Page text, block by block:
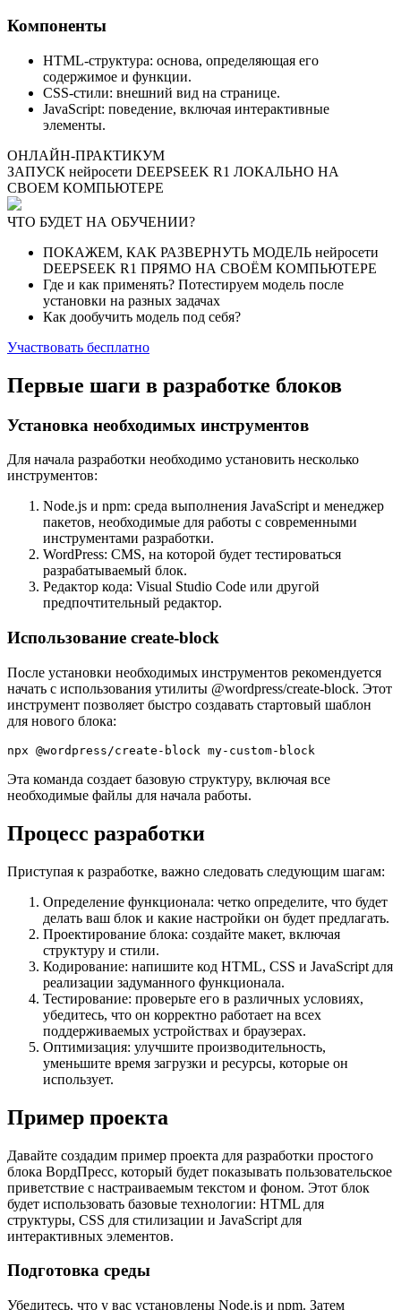
Компоненты
HTML-структура: основа, определяющая его
содержимое и функции.
CSS-стили: внешний вид на странице.
JavaScript: поведение, включая интерактивные
элементы.
ОНЛАЙН-ПРАКТИКУМ
ЗАПУСК нейросети DEEPSEEK R1 ЛОКАЛЬНО НА
СВОЕМ КОМПЬЮТЕРЕ
ЧТО БУДЕТ НА ОБУЧЕНИИ?
ПОКАЖЕМ, КАК РАЗВЕРНУТЬ МОДЕЛЬ нейросети
DEEPSEEK R1 ПРЯМО НА СВОЁМ КОМПЬЮТЕРЕ
Где и как применять? Потестируем модель после
установки на разных задачах
Как дообучить модель под себя?
Участвовать бесплатно
Первые шаги в разработке блоков
Установка необходимых инструментов
Для начала разработки необходимо установить несколько
инструментов:
Node.js и npm: среда выполнения JavaScript и менеджер
пакетов, необходимые для работы с современными
инструментами разработки.
WordPress: CMS, на которой будет тестироваться
разрабатываемый блок.
Редактор кода: Visual Studio Code или другой
предпочтительный редактор.
Использование create-block
После установки необходимых инструментов рекомендуется
начать с использования утилиты @wordpress/create-block. Этот
инструмент позволяет быстро создавать стартовый шаблон
для нового блока:
npx @wordpress/create-block my-custom-block
Эта команда создает базовую структуру, включая все
необходимые файлы для начала работы.
Процесс разработки
Приступая к разработке, важно следовать следующим шагам:
Определение функционала: четко определите, что будет
делать ваш блок и какие настройки он будет предлагать.
Проектирование блока: создайте макет, включая
структуру и стили.
Кодирование: напишите код HTML, CSS и JavaScript для
реализации задуманного функционала.
Тестирование: проверьте его в различных условиях,
убедитесь, что он корректно работает на всех
поддерживаемых устройствах и браузерах.
Оптимизация: улучшите производительность,
уменьшите время загрузки и ресурсы, которые он
использует.
Пример проекта
Давайте создадим пример проекта для разработки простого
блока ВордПресс, который будет показывать пользовательское
приветствие с настраиваемым текстом и фоном. Этот блок
будет использовать базовые технологии: HTML для
структуры, CSS для стилизации и JavaScript для
интерактивных элементов.
Подготовка среды
Убедитесь, что у вас установлены Node.js и npm. Затем